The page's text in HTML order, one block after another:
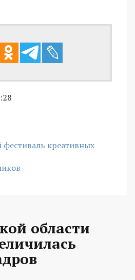
креативных
области